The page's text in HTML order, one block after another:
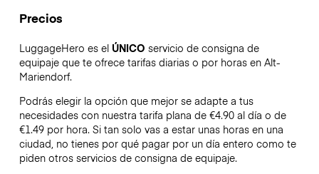
Precios
LuggageHero es el ÚNICO servicio de consigna de
equipaje que te ofrece tarifas diarias o por horas en Alt-
Mariendorf.
Podrás elegir la opción que mejor se adapte a tus
necesidades con nuestra tarifa plana de €4.90 al día o de
€1.49 por hora. Si tan solo vas a estar unas horas en una
ciudad, no tienes por qué pagar por un día entero como te
piden otros servicios de consigna de equipaje.